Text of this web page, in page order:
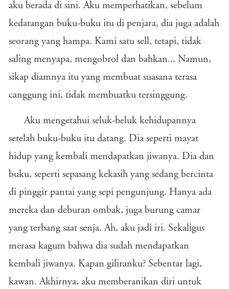
aku berada di sini. Aku memperhatikan, sebelum
kedatangan buku-buku itu di penjara, dia juga adalah
seorang yang hampa. Kami satu sell, tetapi, tidak
saling menyapa, mengobrol dan bahkan... Namun,
sikap diamnya itu yang membuat suasana terasa
canggung ini, tidak membuatku tersinggung.
Aku mengetahui seluk-beluk kehidupannya
setelah buku-buku itu datang. Dia seperti mayat
hidup yang kembali mendapatkan jiwanya. Dia dan
buku, seperti sepasang kekasih yang sedang bercinta
di pinggir pantai yang sepi pengunjung. Hanya ada
mereka dan deburan ombak, juga burung camar
yang terbang saat senja. Ah, aku jadi iri. Sekaligus
merasa kagum bahwa dia sudah mendapatkan
kembali jiwanya. Kapan giliranku? Sebentar lagi,
kawan. Akhirnya, aku memberanikan diri untuk